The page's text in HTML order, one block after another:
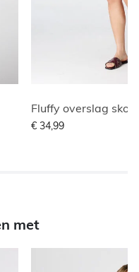
Fluffy overslag skort
€ 34,99
met